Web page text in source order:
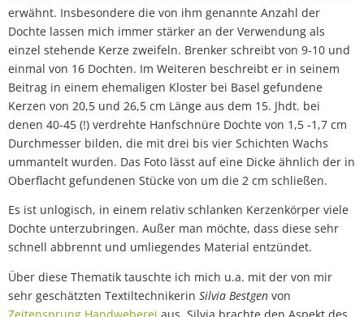
erwähnt. Insbesondere die von ihm genannte Anzahl der
Dochte lassen mich immer stärker an der Verwendung als
einzel stehende Kerze zweifeln. Brenker schreibt von 9-10 und
einmal von 16 Dochten. Im Weiteren beschreibt er in seinem
Beitrag in einem ehemaligen Kloster bei Basel gefundene
Kerzen von 20,5 und 26,5 cm Länge aus dem 15. Jhdt. bei
denen 40-45 (!) verdrehte Hanfschnüre Dochte von 1,5 -1,7 cm
Durchmesser bilden, die mit drei bis vier Schichten Wachs
ummantelt wurden. Das Foto lässt auf eine Dicke ähnlich der in
Oberflacht gefundenen Stücke von um die 2 cm schließen.
Es ist unlogisch, in einem relativ schlanken Kerzenkörper viele
Dochte unterzubringen. Außer man möchte, dass diese sehr
schnell abbrennt und umliegendes Material entzündet.
Über diese Thematik tauschte ich mich u.a. mit der von mir
sehr geschätzten Textiltechnikerin Silvia Bestgen von